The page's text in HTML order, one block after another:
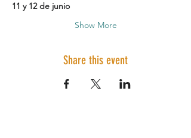
11 y 12 de junio
Show More
Share this event